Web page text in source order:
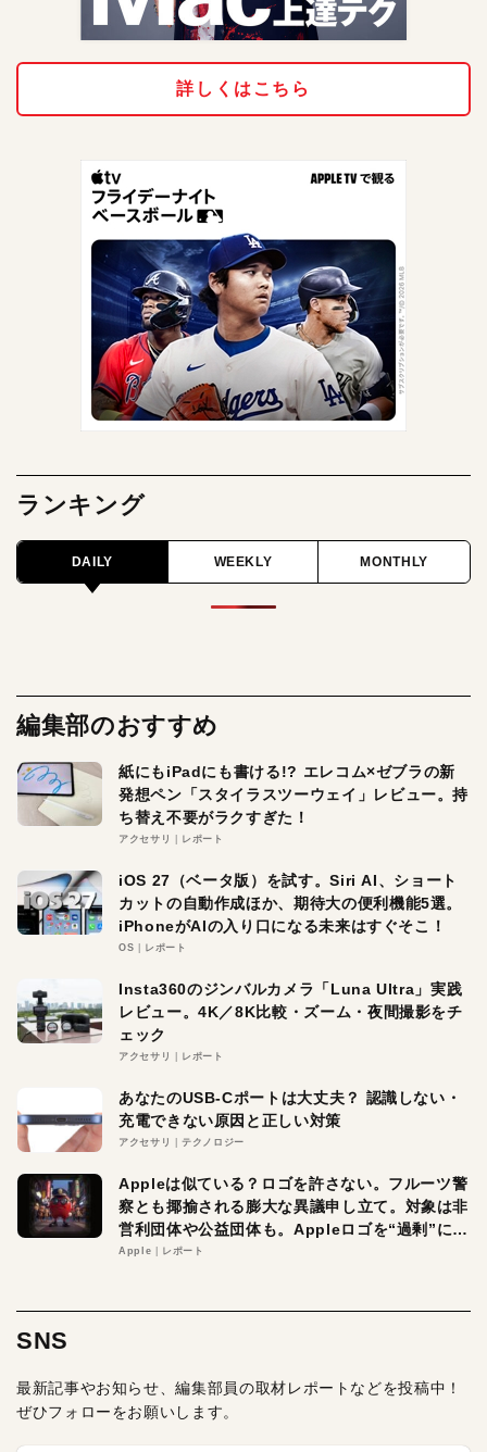
詳しくはこちら
ランキング
DAILY WEEKLY MONTHLY
編集部のおすすめ
紙にもiPadにも書ける!? エレコム×ゼブラの新
発想ペン「スタイラスツーウェイ」レビュー。持
ち替え不要がラクすぎた！
アクセサリ レポート
iOS 27（ベータ版）を試す。Siri AI、ショート
カットの自動作成ほか、期待大の便利機能5選。
iPhoneがAIの入り口になる未来はすぐそこ！
OS レポート
Insta360のジンバルカメラ「Luna Ultra」実践
レビュー。4K／8K比較・ズーム・夜間撮影をチ
ェック
アクセサリ レポート
あなたのUSB-Cポートは大丈夫？ 認識しない・
充電できない原因と正しい対策
アクセサリ テクノロジー
Appleは似ている？ロゴを許さない。フルーツ警
察とも揶揄される膨大な異議申し立て。対象は非
営利団体や公益団体も。Appleロゴを“過剰”に守
る理由とは
Apple レポート
SNS
最新記事やお知らせ、編集部員の取材レポートなどを投稿中！
ぜひフォローをお願いします。